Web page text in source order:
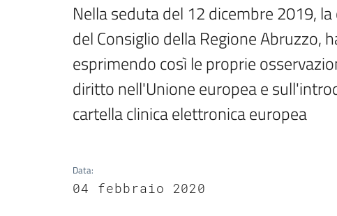
Nella seduta del 12 dicembre 2019,
del Consiglio della Regione Abruzzo,
esprimendo così le proprie
diritto nell'Unione europea e
cartella clinica elettronica europea
Data:
04 febbraio 2020